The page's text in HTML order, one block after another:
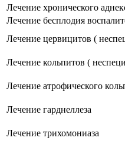
Лечение хронического
Лечение бесплодия
Лечение цервицитов (
Лечение кольпитов (
Лечение атрофического
Лечение гарднеллеза
Лечение трихомониаза